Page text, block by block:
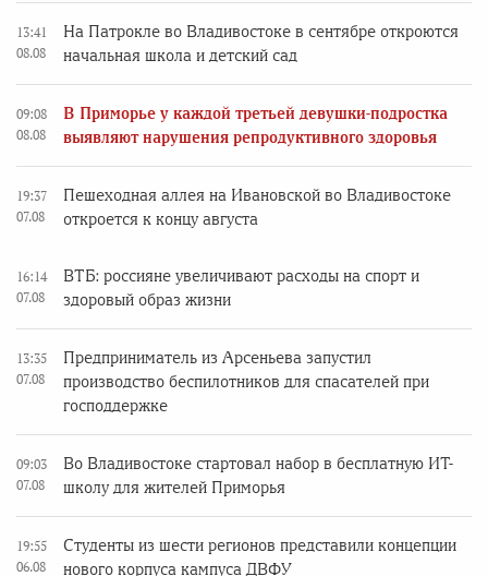
13:41
08.08
На Патрокле во Владивостоке в сентябре откроются
начальная школа и детский сад
09:08
08.08
В Приморье у каждой третьей девушки-подростка
выявляют нарушения репродуктивного здоровья
19:37
07.08
Пешеходная аллея на Ивановской во Владивостоке
откроется к концу августа
16:14
07.08
ВТБ: россияне увеличивают расходы на спорт и
здоровый образ жизни
13:35
07.08
Предприниматель из Арсеньева запустил
производство беспилотников для спасателей при
господдержке
09:03
07.08
Во Владивостоке стартовал набор в бесплатную ИТ-
школу для жителей Приморья
19:55
06.08
Студенты из шести регионов представили концепции
нового корпуса кампуса ДВФУ